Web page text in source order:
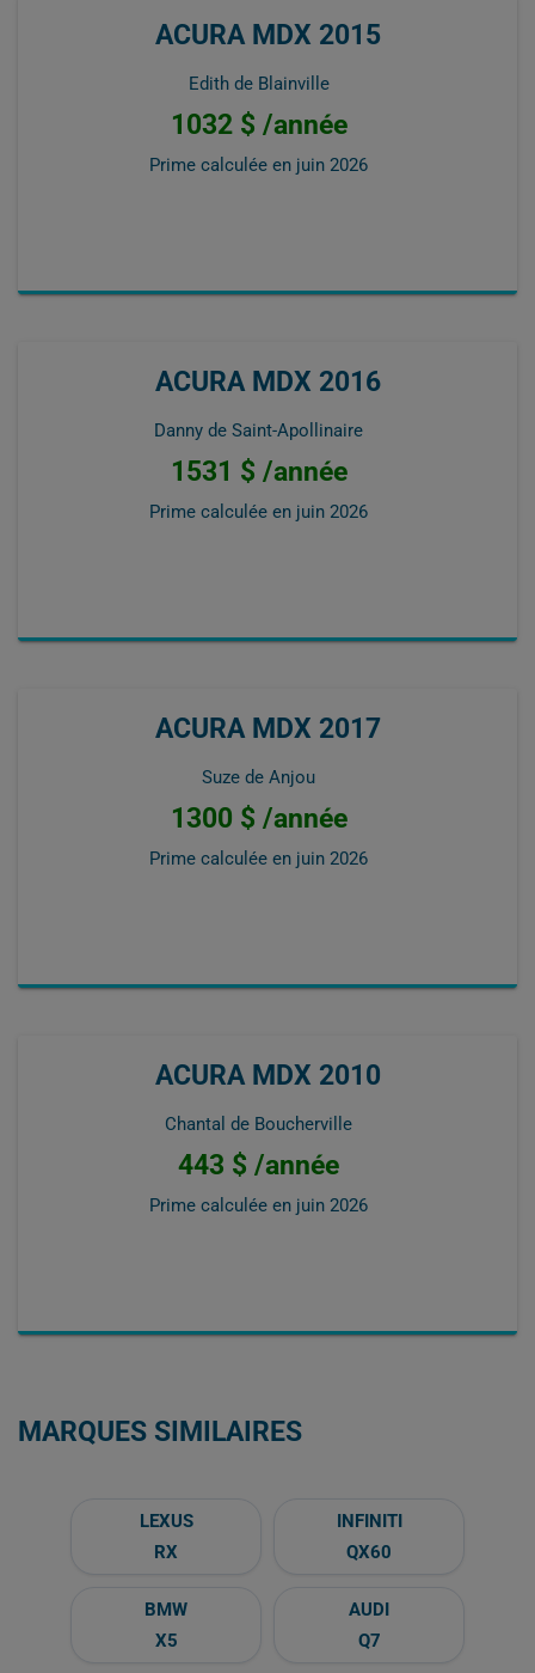
ACURA MDX 2015
Edith de Blainville
1032 $ /année
Prime calculée en juin 2026
ACURA MDX 2016
Danny de Saint-Apollinaire
1531 $ /année
Prime calculée en juin 2026
ACURA MDX 2017
Suze de Anjou
1300 $ /année
Prime calculée en juin 2026
ACURA MDX 2010
Chantal de Boucherville
443 $ /année
Prime calculée en juin 2026
MARQUES SIMILAIRES
LEXUS
RX
INFINITI
QX60
BMW
X5
AUDI
Q7